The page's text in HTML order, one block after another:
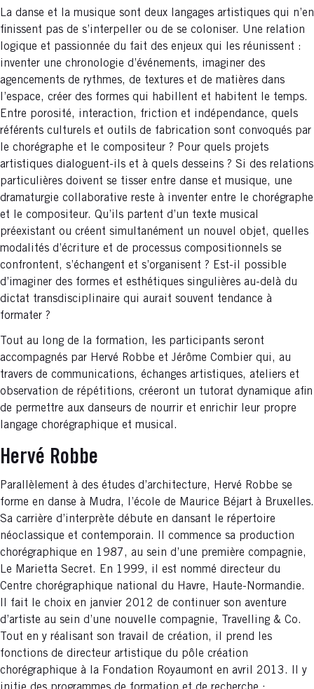
La danse et la musique sont deux langages artistiques qui n’en
finissent pas de s’interpeller ou de se coloniser. Une relation
logique et passionnée du fait des enjeux qui les réunissent :
inventer une chronologie d’événements, imaginer des
agencements de rythmes, de textures et de matières dans
l’espace, créer des formes qui habillent et habitent le temps.
Entre porosité, interaction, friction et indépendance, quels
référents culturels et outils de fabrication sont convoqués par
le chorégraphe et le compositeur ? Pour quels projets
artistiques dialoguent-ils et à quels desseins ? Si des relations
particulières doivent se tisser entre danse et musique, une
dramaturgie collaborative reste à inventer entre le chorégraphe
et le compositeur. Qu’ils partent d’un texte musical
préexistant ou créent simultanément un nouvel objet, quelles
modalités d’écriture et de processus compositionnels se
confrontent, s’échangent et s’organisent ? Est-il possible
d’imaginer des formes et esthétiques singulières au-delà du
dictat transdisciplinaire qui aurait souvent tendance à
formater ?
Tout au long de la formation, les participants seront
accompagnés par Hervé Robbe et Jérôme Combier qui, au
travers de communications, échanges artistiques, ateliers et
observation de répétitions, créeront un tutorat dynamique afin
de permettre aux danseurs de nourrir et enrichir leur propre
langage chorégraphique et musical.
Hervé Robbe
Parallèlement à des études d’architecture, Hervé Robbe se
forme en danse à Mudra, l’école de Maurice Béjart à Bruxelles.
Sa carrière d’interprète débute en dansant le répertoire
néoclassique et contemporain. Il commence sa production
chorégraphique en 1987, au sein d’une première compagnie,
Le Marietta Secret. En 1999, il est nommé directeur du
Centre chorégraphique national du Havre, Haute-Normandie.
Il fait le choix en janvier 2012 de continuer son aventure
d’artiste au sein d’une nouvelle compagnie, Travelling & Co.
Tout en y réalisant son travail de création, il prend les
fonctions de directeur artistique du pôle création
chorégraphique à la Fondation Royaumont en avril 2013. Il y